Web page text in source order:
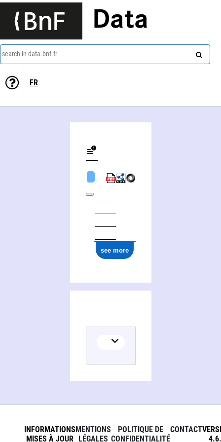
Data
search in data.bnf.fr
FR
see more
INFORMATIONS
MISES À JOUR
MENTIONS
LÉGALES
POLITIQUE DE
CONFIDENTIALITÉ
CONTACT